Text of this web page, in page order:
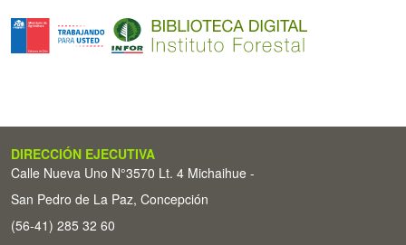
DIRECCIÓN EJECUTIVA
Calle Nueva Uno N°3570 Lt. 4 Michaihue -
San Pedro de La Paz, Concepción
(56-41) 285 32 60